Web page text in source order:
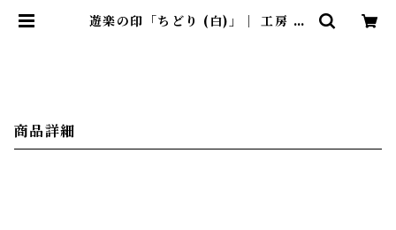
遊楽の印「ちどり (白)」｜ 工房 蓮
商品詳細